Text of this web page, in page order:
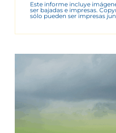
Este informe incluye
ser bajadas e impresas.
sólo pueden ser impresas